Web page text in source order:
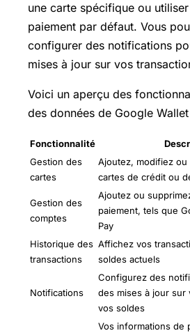
une carte spécifique ou
paiement par défaut. Vous
configurer des notifications
mises à jour sur vos
Voici un aperçu des
des données de Google
Fonctionnalité
Gestion des
cartes
Ajoutez, modifiez
cartes de crédit ou
Gestion des
comptes
Ajoutez ou
paiement, tels que
Pay
Historique des
transactions
Affichez vos
soldes actuels
Notifications
Configurez des
des mises à jour sur
vos soldes
Vos informations de